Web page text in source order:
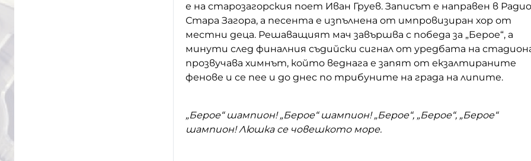
е на старозагорския поет Иван Груев. Записът е направен в Радио
Стара Загора, а песента е изпълнена от импровизиран хор от
местни деца. Решаващият мач завършва с победа за „Берое“, а
минути след финалния съдийски сигнал от уредбата на
прозвучава химнът, който веднага е запят от екзалтираните
фенове и се пее и до днес по трибуните на града на липите.
„Берое“ шампион! „Берое“ шампион! „Берое“, „Берое“, „Берое“
шампион! Люшка се човешкото море.